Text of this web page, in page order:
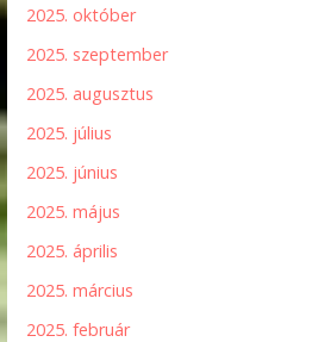
2025. október
2025. szeptember
2025. augusztus
2025. július
2025. június
2025. május
2025. április
2025. március
2025. február